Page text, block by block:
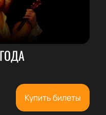
Купить билеты